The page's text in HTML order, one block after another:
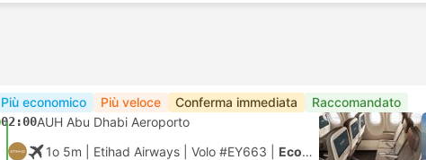
Più economico Più veloce Conferma immediata Raccomandato
02:00AUH Abu Dhabi Aeroporto
1o 5m | Etihad Airways Volo #EY663 Economy